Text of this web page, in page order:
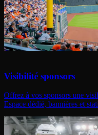
Visibilité sponsors
Offrez à vos sponsors une
Espace dédié, bannières et